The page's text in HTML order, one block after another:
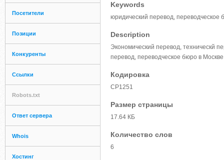
Посетители
Позиции
Конкуренты
Ссылки
Robots.txt
Ответ сервера
Whois
Хостинг
Keywords
юридический перевод, переводческое
Description
Экономический перевод, техническй
перевод, переводческое бюро в
Кодировка
CP1251
Размер страницы
17.64 КБ
Количество слов
6